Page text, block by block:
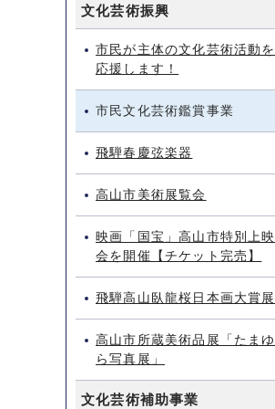
文化芸術振興
市民が主体の文化芸術活動を
応援します！
市民文化芸術鑑賞事業
飛騨春慶弦楽器
高山市美術展覧会
映画「国宝」高山市特別上映
会を開催【チケット完売】
飛騨高山臥龍桜日本画大賞展
高山市所蔵美術品展「たまゆ
ら写真展」
文化芸術補助事業